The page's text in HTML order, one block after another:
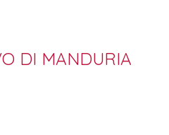
DI MANDURIA